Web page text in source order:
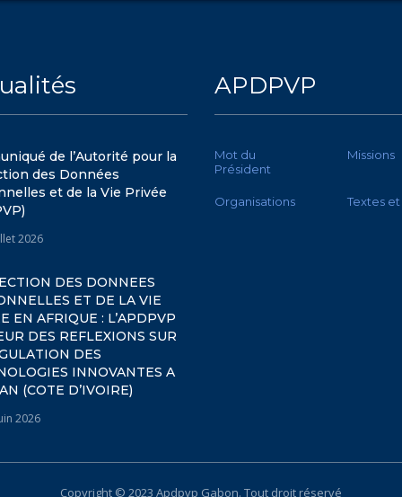
de l’Autorité pour la
des Données
et de la Vie Privée
2026
DES DONNEES
ET DE LA VIE
EN AFRIQUE : L’APDPVP
DES REFLEXIONS SUR
DES
INNOVANTES A
(COTE D’IVOIRE)
2026
APDPVP
Mot du
Président
Missions
Organisations Textes et
Copyright © 2023 Apdpvp Gabon. Tout droit réservé